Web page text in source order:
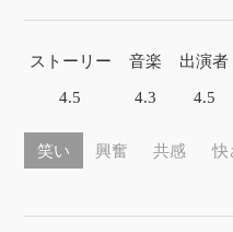
ストーリー
4.5
音楽
4.3
出演者
4.5
笑い 興奮 共感 快